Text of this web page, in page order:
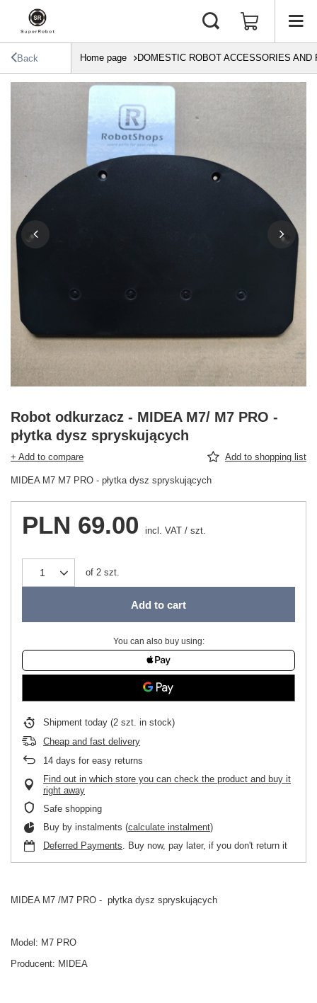
Back Home page DOMESTIC ROBOT ACCESSORIES AND
Robot odkurzacz - MIDEA M7/ M7 PRO -
płytka dysz spryskujących
+ Add to compare Add to shopping list
MIDEA M7 M7 PRO - płytka dysz spryskujących
PLN 69.00 incl. VAT / szt.
of 2 szt.
Add to cart
You can also buy using:
Shipment today (2 szt. in stock)
Cheap and fast delivery
14 days for easy returns
Find out in which store you can check the product and buy it
right away
Safe shopping
Buy by instalments (calculate instalment)
Deferred Payments. Buy now, pay later, if you don't return it
MIDEA M7 /M7 PRO - płytka dysz spryskujących
Model: M7 PRO
Producent: MIDEA